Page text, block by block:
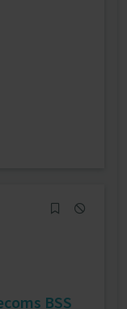
BSS